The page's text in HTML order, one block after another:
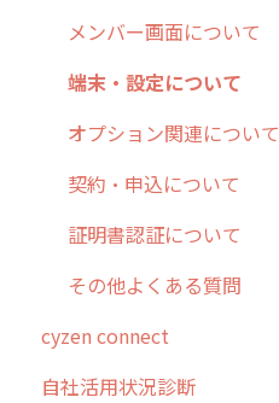
商品
各種設定・その他
お知らせ
設定
商品
各種設定・ログイン
契約・その他
メンバー画面について
端末・設定について
オプション関連について
契約・申込について
証明書認証について
その他よくある質問
cyzen connect
自社活用状況診断